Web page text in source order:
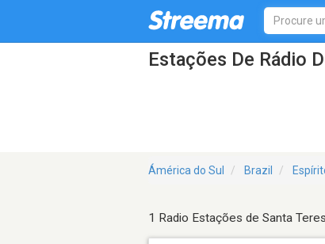
Estações De Rádio
Ámérica do Sul Brazil
1 Radio Estações de Santa